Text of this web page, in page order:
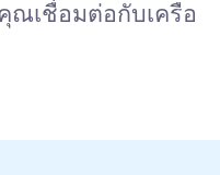
ณเชื่อมต่อกับเครือ